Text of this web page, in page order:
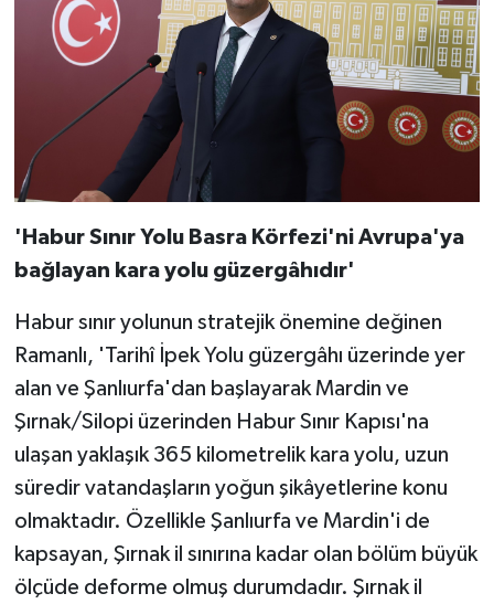
'Habur Sınır Yolu Basra Körfezi'ni Avrupa'ya
bağlayan kara yolu güzergâhıdır'
Habur sınır yolunun stratejik önemine değinen
Ramanlı, 'Tarihî İpek Yolu güzergâhı üzerinde yer
alan ve Şanlıurfa'dan başlayarak Mardin ve
Şırnak/Silopi üzerinden Habur Sınır Kapısı'na
ulaşan yaklaşık 365 kilometrelik kara yolu, uzun
süredir vatandaşların yoğun şikâyetlerine konu
olmaktadır. Özellikle Şanlıurfa ve Mardin'i de
kapsayan, Şırnak il sınırına kadar olan bölüm büyük
ölçüde deforme olmuş durumdadır. Şırnak il